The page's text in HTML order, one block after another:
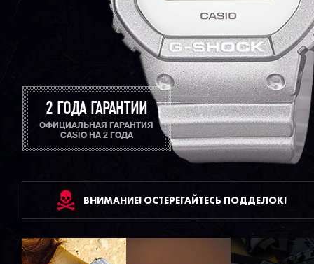
2 ГОДА ГАРАНТИИ
ОФИЦИАЛЬНАЯ ГАРАНТИЯ
CASIO НА 2 ГОДА
ВНИМАНИЕ! ОСТЕРЕГАЙТЕСЬ ПОДДЕЛОК!